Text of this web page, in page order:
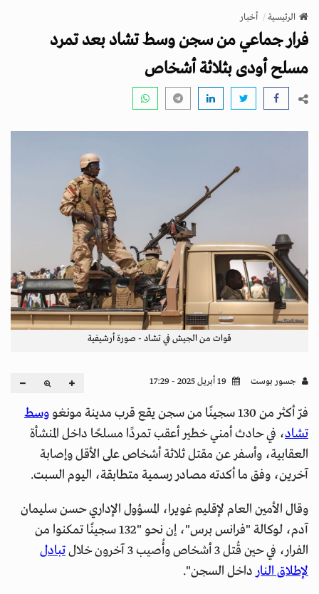
v
i
g
n
الرئيسية أخبار
فرار جماعي من سجن وسط تشاد بعد تمرد
مسلح أودى بثلاثة أشخاص
قوات من الجيش في تشاد - صورة أرشيفية
جسور بوست
فرّ أكثر من 130 سجينًا من سجن يقع قرب مدينة مونغو
وسط
تشاد، في حادث أمني خطير أعقب تمردًا مسلحًا داخل المنشأة
العقابية، وأسفر عن مقتل ثلاثة أشخاص على الأقل وإصابة
آخرين، وفق ما أكدته مصادر رسمية متطابقة، اليوم السبت.
وقال الأمين العام لإقليم غويرا، المسؤول الإداري حسن سليمان
آدم، لوكالة "فرانس برس"، إن نحو "132 سجينًا تمكنوا من
الفرار، في حين قُتل 3 أشخاص وأُصيب 3 آخرون خلال
تبادل
لإطلاق النارداخل السجن".